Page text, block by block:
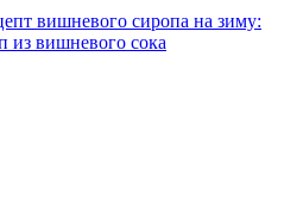
вишневого сиропа на зиму:
из вишневого сока